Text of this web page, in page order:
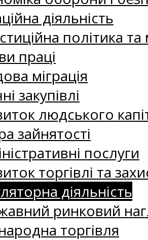
діяльність
політика
праці
міграція
закупівлі
людського
зайнятості
послуги
торгівлі та
діяльність
ринковий
торгівля